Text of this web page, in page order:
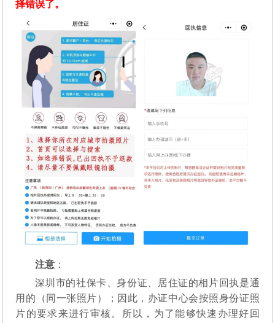
择错误了。
注意 ：
深圳市的社保卡、身份证、居住证的相片回执是通
用的（同一张照片）；因此，办证中心会按照身份证照
片的要求来进行审核。所以，为了能够快速办理好回